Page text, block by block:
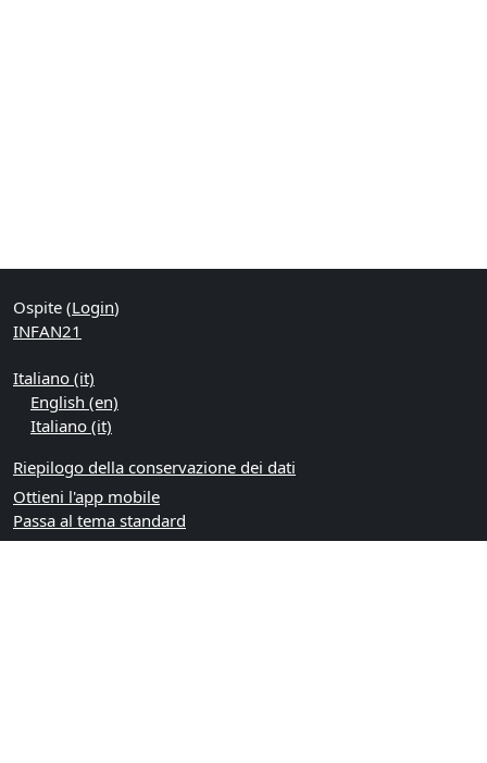
Ospite (Login)
INFAN21
Italiano ‎(it)‎
English ‎(en)‎
Italiano ‎(it)‎
Riepilogo della conservazione dei dati
Ottieni l'app mobile
Passa al tema standard